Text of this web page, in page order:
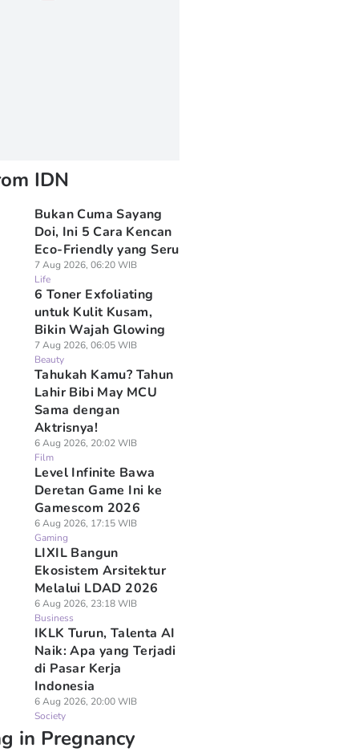
IDN
Bukan Cuma Sayang
Doi, Ini 5 Cara Kencan
Eco-Friendly yang Seru
7 Aug 2026, 06:20 WIB
Life
6 Toner Exfoliating
untuk Kulit Kusam,
Bikin Wajah Glowing
7 Aug 2026, 06:05 WIB
Beauty
Tahukah Kamu? Tahun
Lahir Bibi May MCU
Sama dengan
Aktrisnya!
6 Aug 2026, 20:02 WIB
Film
Level Infinite Bawa
Deretan Game Ini ke
Gamescom 2026
6 Aug 2026, 17:15 WIB
Gaming
LIXIL Bangun
Ekosistem Arsitektur
Melalui LDAD 2026
6 Aug 2026, 23:18 WIB
Business
IKLK Turun, Talenta AI
Naik: Apa yang Terjadi
di Pasar Kerja
Indonesia
6 Aug 2026, 20:00 WIB
Society
in Pregnancy